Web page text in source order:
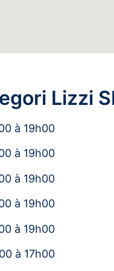
Lizzi
à 19h00
à 19h00
à 19h00
à 19h00
à 19h00
à 17h00